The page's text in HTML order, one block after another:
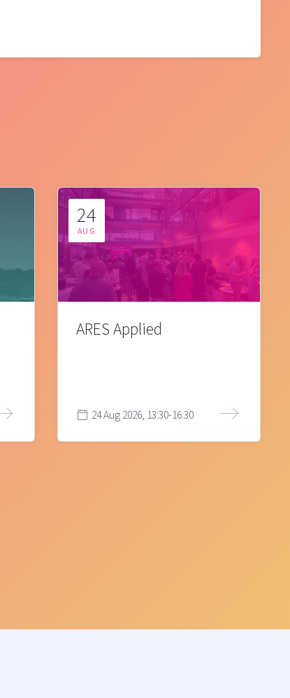
24
AUG
ARES Applied
24 Aug 2026, 13:30-16:30